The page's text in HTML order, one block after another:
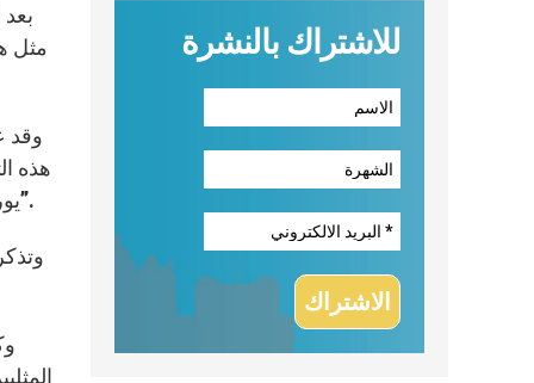
مثل
وقد
هذه
يورك “يحول دون عيشنا لحرية واستقلالية في إطار الكنيسة الأنغليكانية ويسعى إلى استثنائنا من قرارات الكنيسة وحياتها”.
للاشتراك بالنشرة